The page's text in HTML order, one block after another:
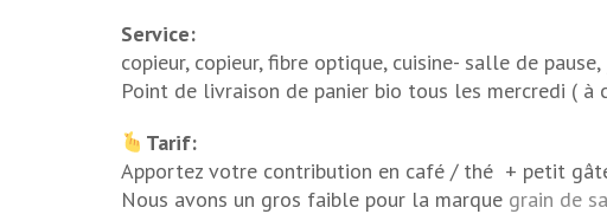
Service:
copieur, copieur, fibre optique, cuisine- salle de
Point de livraison de panier bio tous les mercredi ( à
Tarif:
Apportez votre contribution en café / thé + petit
Nous avons un gros faible pour la marque grain de